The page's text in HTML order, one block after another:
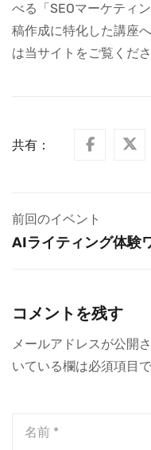
べる「SEOマーケティ
稿作成に特化した講座
は当サイトをご覧くださ
共有：
前回のイベント
AIライティング体験
成を学ぼう
コメントを残す
メールアドレスが公開
いている欄は必須項目